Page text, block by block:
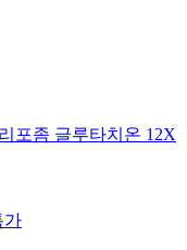
포좀 글루타치온 12X
가